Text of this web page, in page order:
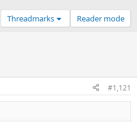
Threadmarks Reader mode
#1,121